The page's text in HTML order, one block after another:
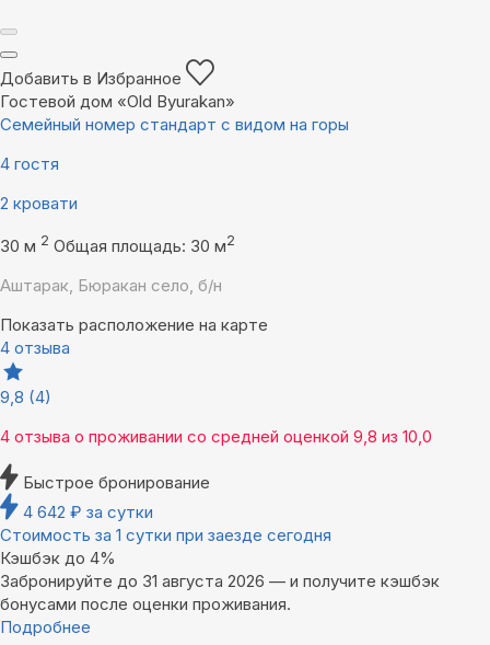
Добавить в Избранное
Гостевой дом «Old Byurakan»
Семейный номер стандарт с видом на горы
4 гостя
2 кровати
30 м 2 Общая площадь: 30 м2
Аштарак, Бюракан село, б/н
Показать расположение на карте
4 отзыва
9,8 (4)
4 отзыва о проживании со средней оценкой 9,8 из 10,0
Быстрое бронирование
4 642 ₽ за сутки
Стоимость за 1 сутки при заезде сегодня
Кэшбэк до 4%
Забронируйте до 31 августа 2026 — и получите кэшбэк
бонусами после оценки проживания.
Подробнее